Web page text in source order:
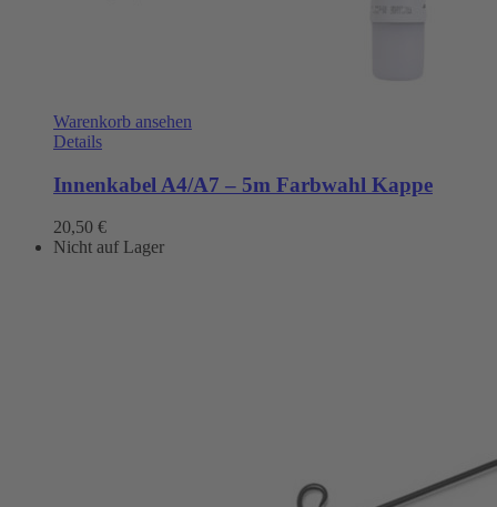
Warenkorb ansehen
Details
Innenkabel A4/A7 – 5m Farbwahl Kappe
20,50 €
Nicht auf Lager